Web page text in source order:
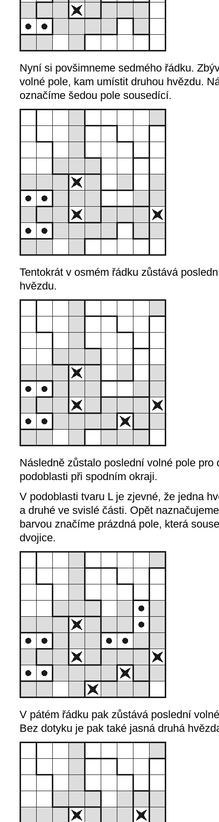
Nyní si povšimneme sedmého řádku.
volné pole, kam umístit druhou hvězdu.
označíme šedou pole sousedící.
Tentokrát v osmém řádku zůstává
hvězdu.
Následně zůstalo poslední volné pole pro
podoblasti při spodním okraji.
V podoblasti tvaru L je zjevné, že jedna
a druhé ve svislé části. Opět
barvou značíme prázdná pole, která
dvojice.
V pátém řádku pak zůstává poslední
Bez dotyku je pak také jasná druhá